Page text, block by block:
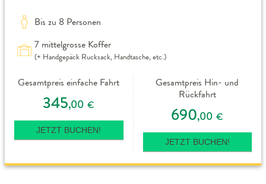
Bis zu 8 Personen
7 mittelgrosse Koffer
(+ Handgepäck Rucksack, Handtasche, etc.)
Gesamtpreis einfache Fahrt
345,00 €
JETZT BUCHEN!
Gesamtpreis Hin- und
Rückfahrt
690,00 €
JETZT BUCHEN!